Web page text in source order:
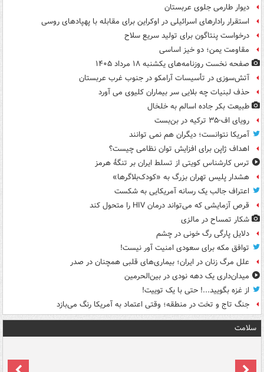
دیوار طارمی جلوی عربستان
استقرار رادارهای اسرائیلی در اوکراین برای مقابله با پهپادهای روسی
درخواست پنتاگون برای تولید سریع سلاح
مقاومت یمن؛ دو خیز اساسی
صفحه نخست روزنامه‌های یکشنبه ۱۸ مرداد ۱۴۰۵
آتش‌سوزی در تأسیسات آرامکو در جنوب غرب عربستان
حذف لبنیات چه بلایی سر بیماران کلیوی می آورد
طبیعت بکر جاده اسالم به خلخال
رویای اف-۳۵ ترکیه در بن‌بست
آمریکا نتوانست؛ دیگران هم نمی توانند
اهداف ژاپن برای افزایش توان نظامی چیست؟
ترس کارشناس کویتی از تسلط ایران بر تنگۀ هرمز
هشدار پلیس تهران بزرگ به «کودک‌بلاگرها»
اعتراف جالب یک رسانه آمریکایی به شکست
قرص آزمایشی که می‌تواند درمان HIV را متحول کند
شکار تمساح در مالزی
دلایل پارگی رگ خونی در چشم
توافق مکه برای سعودی امنیت آور نیست!
علل مرگ زنان در ایران؛ بیماری‌های قلبی همچنان در صدر
میدان‌داری یک دهه نودی در بین‌الحرمین
از غزه بگویید...! حتی با یک توییت!
جنگ تاج و تخت در منطقه؛ وقتی اعتماد به آمریکا رنگ می‌بازد
سلامت